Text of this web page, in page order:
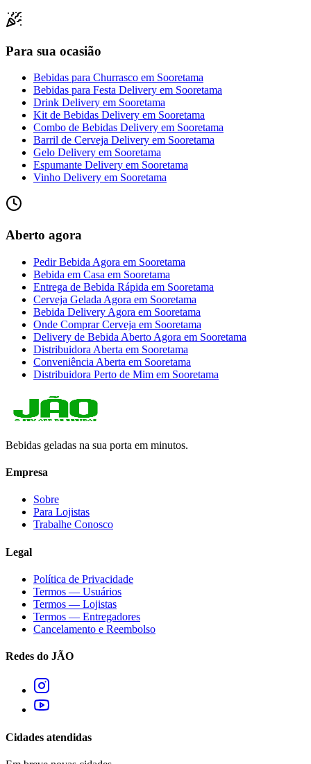
Para sua ocasião
Bebidas para Churrasco em Sooretama
Bebidas para Festa Delivery em Sooretama
Drink Delivery em Sooretama
Kit de Bebidas Delivery em Sooretama
Combo de Bebidas Delivery em Sooretama
Barril de Cerveja Delivery em Sooretama
Gelo Delivery em Sooretama
Espumante Delivery em Sooretama
Vinho Delivery em Sooretama
Aberto agora
Pedir Bebida Agora em Sooretama
Bebida em Casa em Sooretama
Entrega de Bebida Rápida em Sooretama
Cerveja Gelada Agora em Sooretama
Bebida Delivery Agora em Sooretama
Onde Comprar Cerveja em Sooretama
Delivery de Bebida Aberto Agora em Sooretama
Distribuidora Aberta em Sooretama
Conveniência Aberta em Sooretama
Distribuidora Perto de Mim em Sooretama
Bebidas geladas na sua porta em minutos.
Empresa
Sobre
Para Lojistas
Trabalhe Conosco
Legal
Política de Privacidade
Termos — Usuários
Termos — Lojistas
Termos — Entregadores
Cancelamento e Reembolso
Redes do JÃO
Cidades atendidas